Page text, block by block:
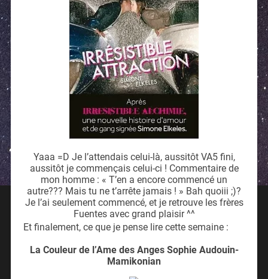
Yaaa =D Je l’attendais celui-là, aussitôt VA5 fini,
aussitôt je commençais celui-ci ! Commentaire de
mon homme : « T’en a encore commencé un
autre??? Mais tu ne t’arrête jamais ! » Bah quoiii ;)?
Je l’ai seulement commencé, et je retrouve les frères
Fuentes avec grand plaisir ^^
Et finalement, ce que je pense lire cette semaine :
La Couleur de l’Ame des Anges Sophie Audouin-
Mamikonian